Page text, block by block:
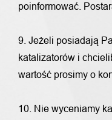
poinformować.
9. Jeżeli posiadają
katalizatorów i
wartość prosimy o
10. Nie wyceniamy